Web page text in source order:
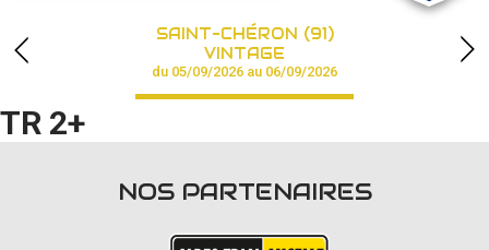
CHAMPIONNAT
RÉSULTATS
PHOTOS / VIDÉOS
PARTENAIRES
SAINT-CHÉRON (91)
VINTAGE
du 05/09/2026 au 06/09/2026
TR 2+
NOS PARTENAIRES